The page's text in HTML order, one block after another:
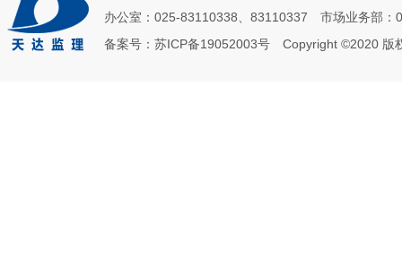
办公室：025-83110338、83110337 市场业务部
备案号： 苏ICP备19052003号 Copyright ©2020 版